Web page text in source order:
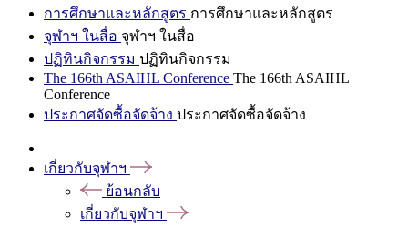
การศึกษาและหลักสูตร การศึกษาและหลักสูตร
จุฬาฯ ในสื่อ จุฬาฯ ในสื่อ
ปฏิทินกิจกรรม ปฏิทินกิจกรรม
The 166th ASAIHL Conference The 166th ASAIHL
Conference
ประกาศจัดซื้อจัดจ้าง ประกาศจัดซื้อจัดจ้าง
เกี่ยวกับจุฬาฯ
ย้อนกลับ
เกี่ยวกับจุฬาฯ